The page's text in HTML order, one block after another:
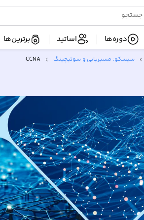
دوره‌ها اساتید برترین‌ها
سیسکو: مسیریابی و سوئیچینگ CCNA